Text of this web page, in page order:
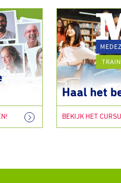
Haal het
BEKIJK HET